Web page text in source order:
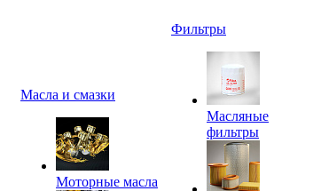
Масла и смазки
Моторные масла
Фильтры
Масляные
фильтры